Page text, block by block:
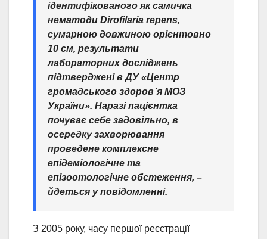
ідентифікованого як самичка
нематоди Dirofilaria repens,
сумарною довжиною орієнтовно
10 см, результати
лабораторних досліджень
підтверджені в ДУ «Центр
громадського здоров`я МОЗ
України». Наразі пацієнтка
почуває себе задовільно, в
осередку захворювання
проведене комплексне
епідеміологічне та
епізоотологічне обстеження, –
йдеться у повідомленні.
З 2005 року, часу першої реєстрації